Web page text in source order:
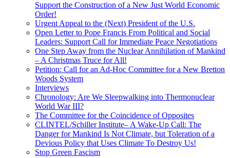
Support the Construction of a New Just World Economic
Order!
Urgent Appeal to the (Next) President of the U.S.
Open Letter to Pope Francis From Political and Social
Leaders: Support Call for Immediate Peace Negotiations
One Step Away from the Nuclear Annihilation of Mankind
– A Christmas Truce for All!
Petition: Call for an Ad-Hoc Committee for a New Bretton
Woods System
Interviews
Chronology: Are We Sleepwalking into Thermonuclear
World War III?
The Committee for the Coincidence of Opposites
CLINTEL/Schiller Institute– A Wake-Up Call: The
Danger for Mankind Is Not Climate, but Toleration of a
Devious Policy that Uses Climate To Destroy Us!
Stop Green Fascism